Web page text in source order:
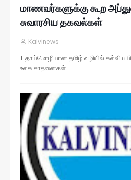
மாணவர்களுக்கு கூற
சுவாரசிய தகவல்கள்
Kalvinews
1. தாய்மொழியான தமிழ் வழியில் கல்வி
உலக சாதனைகள் …